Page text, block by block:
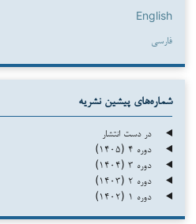
English
فارسی
شماره‌های پیشین نشریه
در دست انتشار
دوره ۴ (۱۴۰۵)
دوره ۳ (۱۴۰۴)
دوره ۲ (۱۴۰۳)
دوره ۱ (۱۴۰۲)